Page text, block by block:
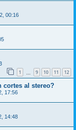
00:16
1 9 10 11 12
cortes al stereo?
17:56
14:48